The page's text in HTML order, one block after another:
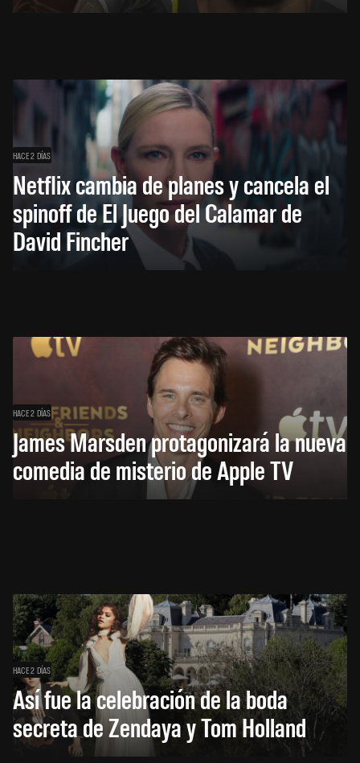
HACE 2 DÍAS
Netflix cambia de planes y cancela el
spinoff de El Juego del Calamar de
David Fincher
HACE 2 DÍAS
James Marsden protagonizará la nueva
comedia de misterio de Apple TV
HACE 2 DÍAS
Así fue la celebración de la boda
secreta de Zendaya y Tom Holland